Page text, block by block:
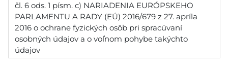
čl. 6 ods. 1 písm. c) NARIADENIA EURÓPSKEHO
PARLAMENTU A RADY (EÚ) 2016/679 z 27. apríla
2016 o ochrane fyzických osôb pri spracúvaní
osobných údajov a o voľnom pohybe takýchto
údajov